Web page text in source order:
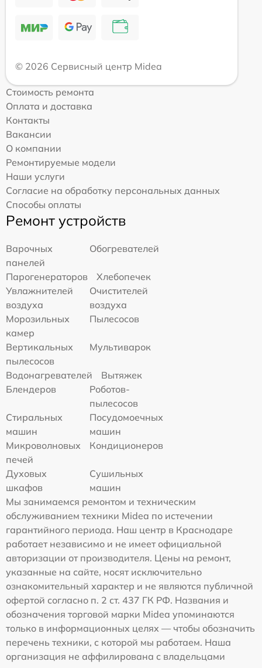
© 2026 Сервисный центр Midea
Стоимость ремонта
Оплата и доставка
Контакты
Вакансии
О компании
Ремонтируемые модели
Наши услуги
Согласие на обработку персональных данных
Способы оплаты
Ремонт устройств
Варочных
панелей
Обогревателей
Парогенераторов
Хлебопечек
Увлажнителей
воздуха
Очистителей
воздуха
Морозильных
камер
Пылесосов
Вертикальных
пылесосов
Мультиварок
Водонагревателей
Вытяжек
Блендеров
Роботов-
пылесосов
Стиральных
машин
Посудомоечных
машин
Микроволновых
печей
Кондиционеров
Духовых
шкафов
Сушильных
машин
Мы занимаемся ремонтом и техническим
обслуживанием техники Midea по истечении
гарантийного периода. Наш центр в Краснодаре
работает независимо и не имеет официальной
авторизации от производителя. Цены на ремонт,
указанные на сайте, носят исключительно
ознакомительный характер и не являются публичной
офертой согласно п. 2 ст. 437 ГК РФ. Названия и
обозначения торговой марки Midea упоминаются
только в информационных целях — чтобы обозначить
перечень техники, с которой мы работаем. Наша
организация не аффилирована с владельцами